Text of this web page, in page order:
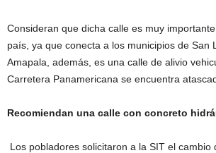
Consideran que dicha calle es muy
país, ya que conecta a los municipios de San
Amapala, además, es una calle de alivio
Carretera Panamericana se encuentra
Recomiendan una calle con concreto
Los pobladores solicitaron a la SIT el cambio